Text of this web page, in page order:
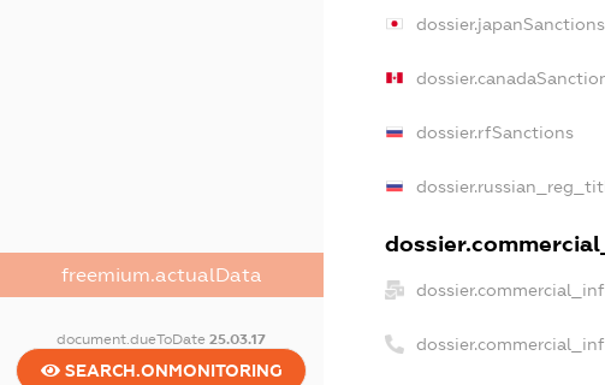
freemium.actualData
document.dueToDate25.03.17
SEARCH.ONMONITORING
dossier.japanSanctions
dossier.rfSanctions